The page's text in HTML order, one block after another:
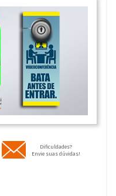
Dificuldades?
Envie suas dúvidas!